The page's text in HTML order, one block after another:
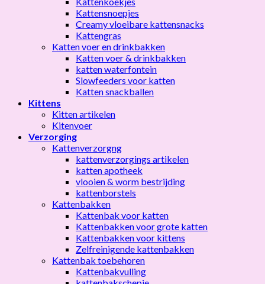
Kattensnoepjes
Creamy vloeibare kattensnacks
Kattengras
Katten voer en drinkbakken
Katten voer & drinkbakken
katten waterfontein
Slowfeeders voor katten
Katten snackballen
Kittens
Kitten artikelen
Kitenvoer
Verzorging
Kattenverzorgng
kattenverzorgings artikelen
katten apotheek
vlooien & worm bestrijding
kattenborstels
Kattenbakken
Kattenbak voor katten
Kattenbakken voor grote katten
Kattenbakken voor kittens
Zelfreinigende kattenbakken
Kattenbak toebehoren
Kattenbakvulling